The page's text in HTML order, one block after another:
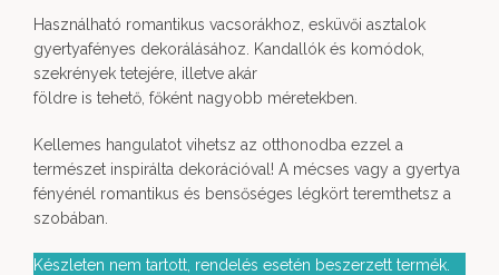
Használható romantikus vacsorákhoz, esküvői asztalok
gyertyafényes dekorálásához. Kandallók és komódok,
szekrények tetejére, illetve akár
földre is tehető, főként nagyobb méretekben.
Kellemes hangulatot vihetsz az otthonodba ezzel a
természet inspirálta dekorációval! A mécses vagy a gyertya
fényénél romantikus és bensőséges légkört teremthetsz a
szobában.
Készleten nem tartott, rendelés esetén beszerzett termék.